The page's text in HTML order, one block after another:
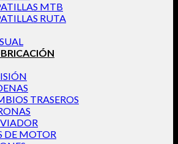
MTB
RUTA
TRASEROS
DE MOTOR